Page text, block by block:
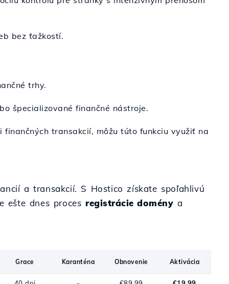
bez ťažkostí.
trhy.
špecializované finančné nástroje.
transakcií, môžu túto funkciu využiť na
a transakcií. S Hostico získate spoľahlivú
ešte dnes proces registrácie domény a
Grace Karanténa Obnovenie Aktivácia